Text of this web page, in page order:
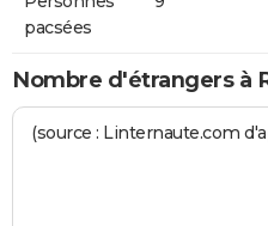
pacsées
Nombre d'étrangers à
(source : Linternaute.com